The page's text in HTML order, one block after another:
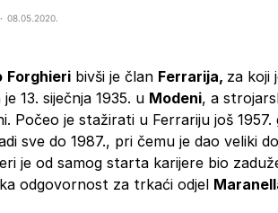
08.05.2020.
Forghieri bivši je član Ferrarija, za koji
13. siječnja 1935. u Modeni, a
Počeo je stažirati u Ferrariju još
sve do 1987., pri čemu je dao veliki
je od samog starta karijere bio
odgovornost za trkaći odjel